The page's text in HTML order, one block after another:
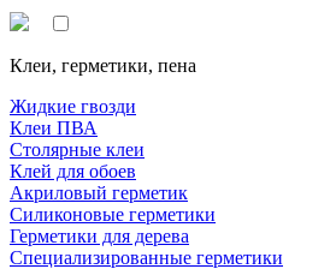
Клеи, герметики, пена
Жидкие гвозди
Клеи ПВА
Столярные клеи
Клей для обоев
Акриловый герметик
Силиконовые герметики
Герметики для дерева
Специализированные герметики